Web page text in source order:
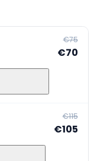
€75
€70
€115
€105